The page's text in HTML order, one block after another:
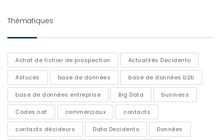
Thématiques
Achat de fichier de prospection Actualités Decidento
Astuces base de données base de données b2b
base de données entreprise Big Data business
Codes naf commerciaux contacts
contacts décideurs Data Decidento Données